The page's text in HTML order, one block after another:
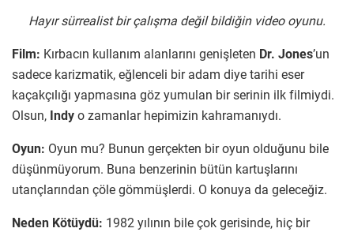
Hayır sürrealist bir çalışma değil bildiğin video oyunu.
Film: Kırbacın kullanım alanlarını genişleten Dr. Jones’un
sadece karizmatik, eğlenceli bir adam diye tarihi eser
kaçakçılığı yapmasına göz yumulan bir serinin ilk filmiydi.
Olsun, Indy o zamanlar hepimizin kahramanıydı.
Oyun: Oyun mu? Bunun gerçekten bir oyun olduğunu bile
düşünmüyorum. Buna benzerinin bütün kartuşlarını
utançlarından çöle gömmüşlerdi. O konuya da geleceğiz.
Neden Kötüydü: 1982 yılının bile çok gerisinde, hiç bir